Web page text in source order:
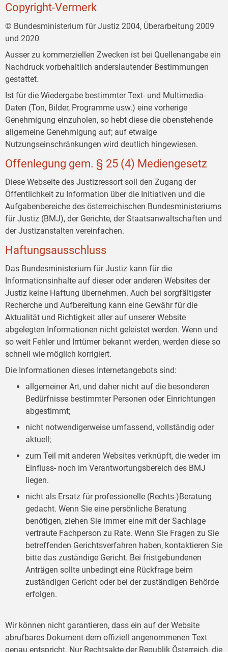
Copyright-Vermerk
© Bundesministerium für Justiz 2004, Überarbeitung 2009
und 2020
Ausser zu kommerziellen Zwecken ist bei Quellenangabe ein
Nachdruck vorbehaltlich anderslautender Bestimmungen
gestattet.
Ist für die Wiedergabe bestimmter Text- und Multimedia-
Daten (Ton, Bilder, Programme usw.) eine vorherige
Genehmigung einzuholen, so hebt diese die obenstehende
allgemeine Genehmigung auf; auf etwaige
Nutzungseinschränkungen wird deutlich hingewiesen.
Offenlegung gem. § 25 (4) Mediengesetz
Diese Webseite des Justizressort soll den Zugang der
Öffentlichkeit zu Information über die Initiativen und die
Aufgabenbereiche des österreichischen Bundesministeriums
für Justiz (BMJ), der Gerichte, der Staatsanwaltschaften und
der Justizanstalten vereinfachen.
Haftungsausschluss
Das Bundesministerium für Justiz kann für die
Informationsinhalte auf dieser oder anderen Websites der
Justiz keine Haftung übernehmen. Auch bei sorgfältigster
Recherche und Aufbereitung kann eine Gewähr für die
Aktualität und Richtigkeit aller auf unserer Website
abgelegten Informationen nicht geleistet werden. Wenn und
so weit Fehler und Irrtümer bekannt werden, werden diese so
schnell wie möglich korrigiert.
Die Informationen dieses Internetangebots sind:
allgemeiner Art, und daher nicht auf die besonderen
Bedürfnisse bestimmter Personen oder Einrichtungen
abgestimmt;
nicht notwendigerweise umfassend, vollständig oder
aktuell;
zum Teil mit anderen Websites verknüpft, die weder im
Einfluss- noch im Verantwortungsbereich des BMJ
liegen.
nicht als Ersatz für professionelle (Rechts-)Beratung
gedacht. Wenn Sie eine persönliche Beratung
benötigen, ziehen Sie immer eine mit der Sachlage
vertraute Fachperson zu Rate. Wenn Sie Fragen zu Sie
betreffenden Gerichtsverfahren haben, kontaktieren Sie
bitte das zuständige Gericht. Bei fristgebundenen
Anträgen sollte unbedingt eine Rückfrage beim
zuständigen Gericht oder bei der zuständigen Behörde
erfolgen.
Wir können nicht garantieren, dass ein auf der Website
abrufbares Dokument dem offiziell angenommenen Text
genau entspricht. Nur Rechtsakte der Republik Österreich, die